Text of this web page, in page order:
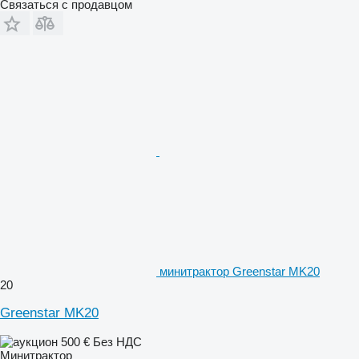
Связаться с продавцом
минитрактор Greenstar MK20
20
Greenstar MK20
500 € Без НДС
Минитрактор